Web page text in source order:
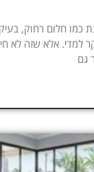
כמו חלום רחוק,
למדי. אלא שזה לא
גם